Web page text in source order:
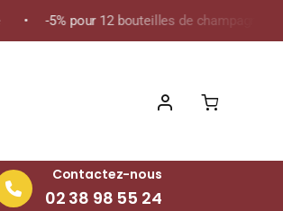
pour 12 bouteilles de champagne de la
Contactez-nous
02 38 98 55 24